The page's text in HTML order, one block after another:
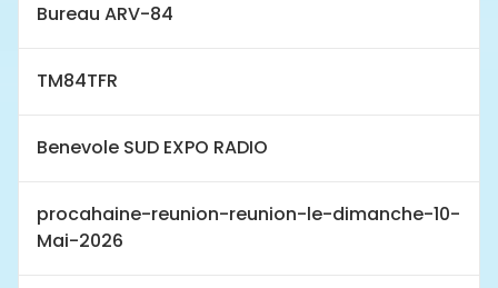
Bureau ARV-84
TM84TFR
Benevole SUD EXPO RADIO
procahaine-reunion-reunion-le-dimanche-10-
Mai-2026